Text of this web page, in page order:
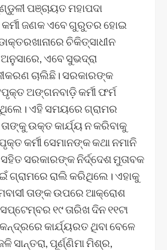
ପଞ୍ଚାୟତ ମହାପଦା
ଜଣକ ଏବେ ଗୁରୁତର ହୋଇ
ଚିକିତ୍ସାଧୀନ
ଏବେ ସୁଭଦ୍ରା
ଚାଲିଛି। ସରକାରଙ୍କ
ଅଙ୍ଗନବାଡ଼ି କର୍ମୀ ଫର୍ମ
ଏହି ସମୟରେ ଗ୍ରାମର
ଉକ୍ତ କାର୍ଯ୍ୟ ନ କରିବାକୁ
କର୍ମୀ ସେମାନଙ୍କ କଥା ନମାନି
ସରକାରଙ୍କ ନିର୍ଦ୍ଦେଶ ମୁତାବକ
ଗ୍ରାମରେ ରାଲି କରିଥିଲେ। ଏହାକୁ
ତାଙ୍କ ଉପରେ ଆକ୍ରୋଶ
୧୯ ତାରିଖ ଦିନ ୧୧ଟା
କାର୍ଯ୍ୟରତ ଥିବା ବେଳେ
ସାନ୍ତରା, ପୂର୍ଣ୍ଣିମା ମିଶ୍ର,